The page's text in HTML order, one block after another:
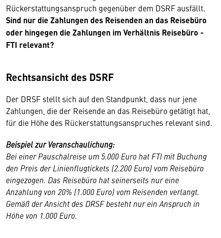
Rückerstattungsanspruch gegenüber dem DSRF ausfällt.
Sind nur die Zahlungen des Reisenden an das Reisebüro
oder hingegen die Zahlungen im Verhältnis Reisebüro -
FTI relevant?
Rechtsansicht des DSRF
Der DRSF stellt sich auf den Standpunkt, dass nur jene
Zahlungen, die der Reisende an das Reisebüro getätigt hat,
für die Höhe des Rückerstattungsanspruches relevant sind.
Beispiel zur Veranschaulichung:
Bei einer Pauschalreise um 5.000 Euro hat FTI mit Buchung
den Preis der Linienflugtickets (2.200 Euro) vom Reisebüro
eingezogen. Das Reisebüro hat seinerseits nur eine
Anzahlung von 20% (1.000 Euro) vom Reisenden verlangt.
Gemäß der Ansicht des DRSF besteht nur ein Anspruch in
Höhe von 1.000 Euro.